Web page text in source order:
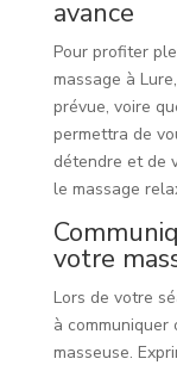
avance
Pour profiter
massage à
prévue, voire
permettra de
détendre et de
le massage
votre
Lors de votre
à
masseuse.